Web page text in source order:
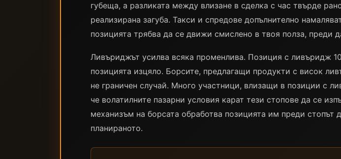
губеща, а разликата между влизане в сделка с час твърде
реализирана загуба. Такси и спредове допълнително
позицията трябва да се движи смислено в твоя полза, преди
Ливъриджът усилва всяка променлива. Позиция с ливъридж
позицията изцяло. Борсите, предлагащи продукти с висок
не граничен случай. Много участници, влизащи в позиции с
че волатилните пазарни условия карат тези стопове да се
механизъм на борсата обработва позицията им преди стопът
планираното.